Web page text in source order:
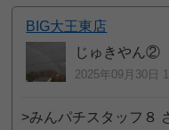
BIG大王東店
じゅきやん②
2025年09月30日
>みんパチスタッフ８